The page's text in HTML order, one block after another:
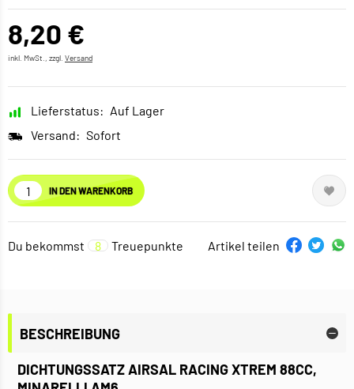
8,20 €
inkl. MwSt., zzgl. Versand
Lieferstatus: Auf Lager
Versand: Sofort
IN DEN WARENKORB
Du bekommst 8 Treuepunkte Artikel teilen
BESCHREIBUNG
DICHTUNGSSATZ AIRSAL RACING XTREM 88CC,